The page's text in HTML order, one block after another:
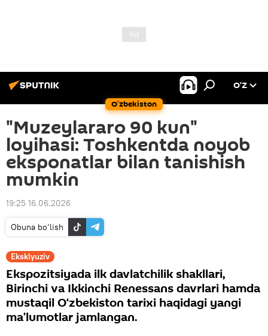
O‘zbekiston
O’Z
"Muzeylararo 90 kun"
loyihasi: Toshkentda noyob
eksponatlar bilan tanishish
mumkin
19:25 16.06.2026
Obuna bo‘lish
Eksklyuziv
Ekspozitsiyada ilk davlatchilik shakllari,
Birinchi va Ikkinchi Renessans davrlari hamda
mustaqil O‘zbekiston tarixi haqidagi yangi
ma’lumotlar jamlangan.